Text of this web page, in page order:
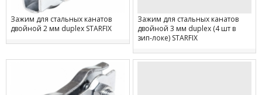
Зажим для стальных канатов
двойной 2 мм duplex STARFIX
Зажим для стальных канатов
двойной 3 мм duplex (4 шт в
зип-локе) STARFIX